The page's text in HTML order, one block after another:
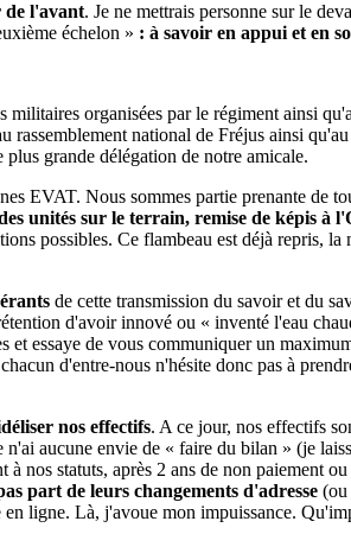
de l'avant. Je ne mettrais personne sur le
échelon » : à savoir en appui et en
organisées par le régiment ainsi
national de Fréjus ainsi
grande délégation de notre amicale.
EVAT. Nous sommes partie prenante de
unités sur le terrain, remise de képis à
possibles. Ce flambeau est déjà repris,
de cette transmission du savoir et du
d'avoir innové ou « inventé l'eau
essaye de vous communiquer un
d'entre-nous n'hésite donc pas à
nos effectifs. A ce jour, nos effectifs
aucune envie de « faire du bilan » (je
nos statuts, après 2 ans de non paiement
part de leurs changements d'adresse (ou
ligne. Là, j'avoue mon impuissance.